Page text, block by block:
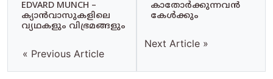
EDVARD MUNCH –
ക്യാൻവാസുകളിലെ
വ്യഥകളും വിഭ്രമങ്ങളും
« Previous Article
കാതോർക്കുന്നവൻ
കേൾക്കും
Next Article »